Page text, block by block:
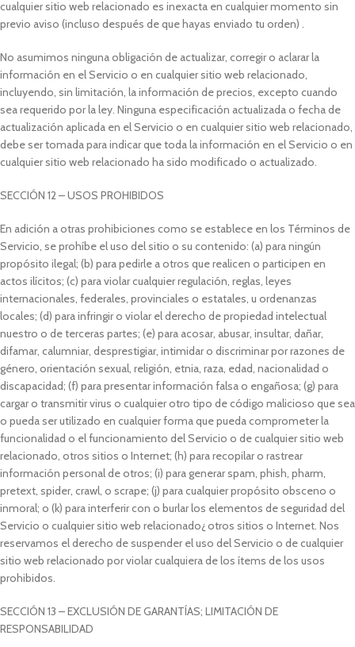
cualquier sitio web relacionado es inexacta en cualquier momento sin
previo aviso (incluso después de que hayas enviado tu orden) .
No asumimos ninguna obligación de actualizar, corregir o aclarar la
información en el Servicio o en cualquier sitio web relacionado,
incluyendo, sin limitación, la información de precios, excepto cuando
sea requerido por la ley. Ninguna especificación actualizada o fecha de
actualización aplicada en el Servicio o en cualquier sitio web relacionado,
debe ser tomada para indicar que toda la información en el Servicio o en
cualquier sitio web relacionado ha sido modificado o actualizado.
SECCIÓN 12 – USOS PROHIBIDOS
En adición a otras prohibiciones como se establece en los Términos de
Servicio, se prohíbe el uso del sitio o su contenido: (a) para ningún
propósito ilegal; (b) para pedirle a otros que realicen o participen en
actos ilícitos; (c) para violar cualquier regulación, reglas, leyes
internacionales, federales, provinciales o estatales, u ordenanzas
locales; (d) para infringir o violar el derecho de propiedad intelectual
nuestro o de terceras partes; (e) para acosar, abusar, insultar, dañar,
difamar, calumniar, desprestigiar, intimidar o discriminar por razones de
género, orientación sexual, religión, etnia, raza, edad, nacionalidad o
discapacidad; (f) para presentar información falsa o engañosa; (g) para
cargar o transmitir virus o cualquier otro tipo de código malicioso que sea
o pueda ser utilizado en cualquier forma que pueda comprometer la
funcionalidad o el funcionamiento del Servicio o de cualquier sitio web
relacionado, otros sitios o Internet; (h) para recopilar o rastrear
información personal de otros; (i) para generar spam, phish, pharm,
pretext, spider, crawl, o scrape; (j) para cualquier propósito obsceno o
inmoral; o (k) para interferir con o burlar los elementos de seguridad del
Servicio o cualquier sitio web relacionado¿ otros sitios o Internet. Nos
reservamos el derecho de suspender el uso del Servicio o de cualquier
sitio web relacionado por violar cualquiera de los ítems de los usos
prohibidos.
SECCIÓN 13 – EXCLUSIÓN DE GARANTÍAS; LIMITACIÓN DE
RESPONSABILIDAD